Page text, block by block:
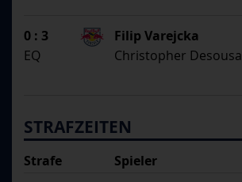
0 : 3
Filip Varejcka
Christopher Desousa
EQ
STRAFZEITEN
Strafe Spieler